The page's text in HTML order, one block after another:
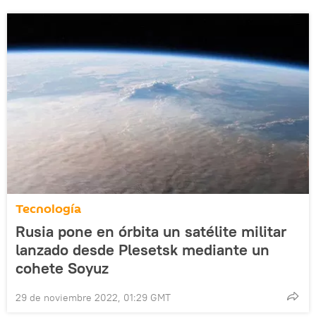
Tecnología
Rusia pone en órbita un satélite militar
lanzado desde Plesetsk mediante un
cohete Soyuz
29 de noviembre 2022, 01:29 GMT